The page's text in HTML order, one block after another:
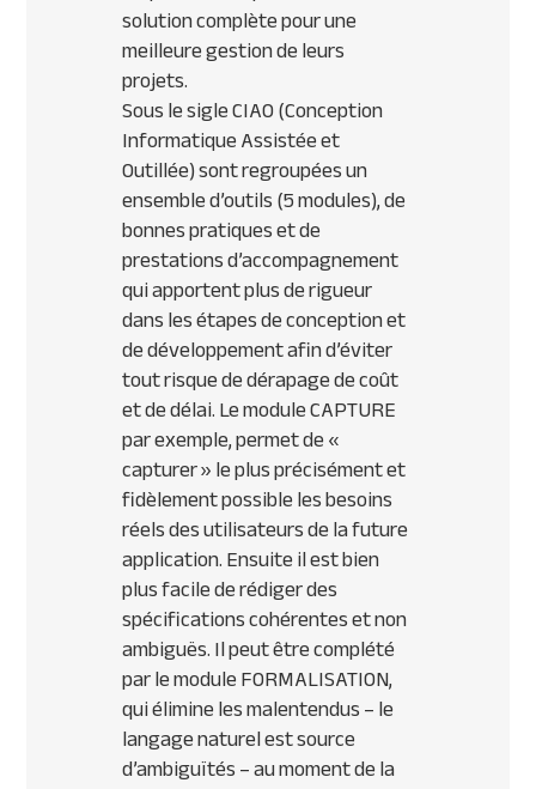
solution complète pour une
meilleure gestion de leurs
projets.
Sous le sigle CIAO (Conception
Informatique Assistée et
Outillée) sont regroupées un
ensemble d’outils (5 modules), de
bonnes pratiques et de
prestations d’accompagnement
qui apportent plus de rigueur
dans les étapes de conception et
de développement afin d’éviter
tout risque de dérapage de coût
et de délai. Le module CAPTURE
par exemple, permet de «
capturer » le plus précisément et
fidèlement possible les besoins
réels des utilisateurs de la future
application. Ensuite il est bien
plus facile de rédiger des
spécifications cohérentes et non
ambiguës. Il peut être complété
par le module FORMALISATION,
qui élimine les malentendus – le
langage naturel est source
d’ambiguïtés – au moment de la